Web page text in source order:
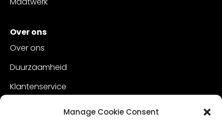
Manage Cookie Consent
Over ons
Over ons
Duurzaamheid
Klantenservice